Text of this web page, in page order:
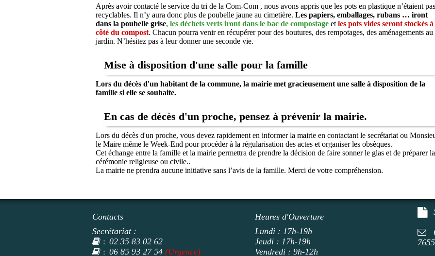
Après avoir contacté le service du tri de la Com-Com , nous avons appris que les pots en plastique n’étaient pas
recyclables. Il n’y aura donc plus de poubelle jaune au cimetière. Les papiers, emballages, rubans … iront
dans la poubelle grise, les déchets verts iront dans le bac de compostage et les pots vides seront stockés à
côté du compost. Chacun pourra venir en récupérer pour des boutures, des rempotages, des aménagements au
jardin. N’hésitez pas à leur donner une seconde vie.
Mise à disposition d'une salle pour la famille
Lors du décès d'un habitant de la commune, la mairie met gracieusement une salle à disposition de la
famille si elle se souhaite.
En cas de décès d'un proche, pensez à prévenir la mairie.
Lors du décès d'un proche, vous devez rapidement en informer la mairie en contactant le secrétariat ou
le Maire même le Week-End pour procéder à la régularisation des actes et organiser les obsèques.
Cet échange entre la famille et la mairie permettra de prendre la décision de faire sonner le glas et de préparer la
cérémonie religieuse ou civile..
La mairie ne prendra aucune initiative sans l’avis de la famille. Merci de votre compréhension.
Contacts
Secrétariat :
: 02 35 83 02 62
: 06 85 93 27 54 (Urgence)
Heures d'Ouverture
Lundi : 17h-19h
Jeudi : 17h-19h
Vendredi : 9h-12h